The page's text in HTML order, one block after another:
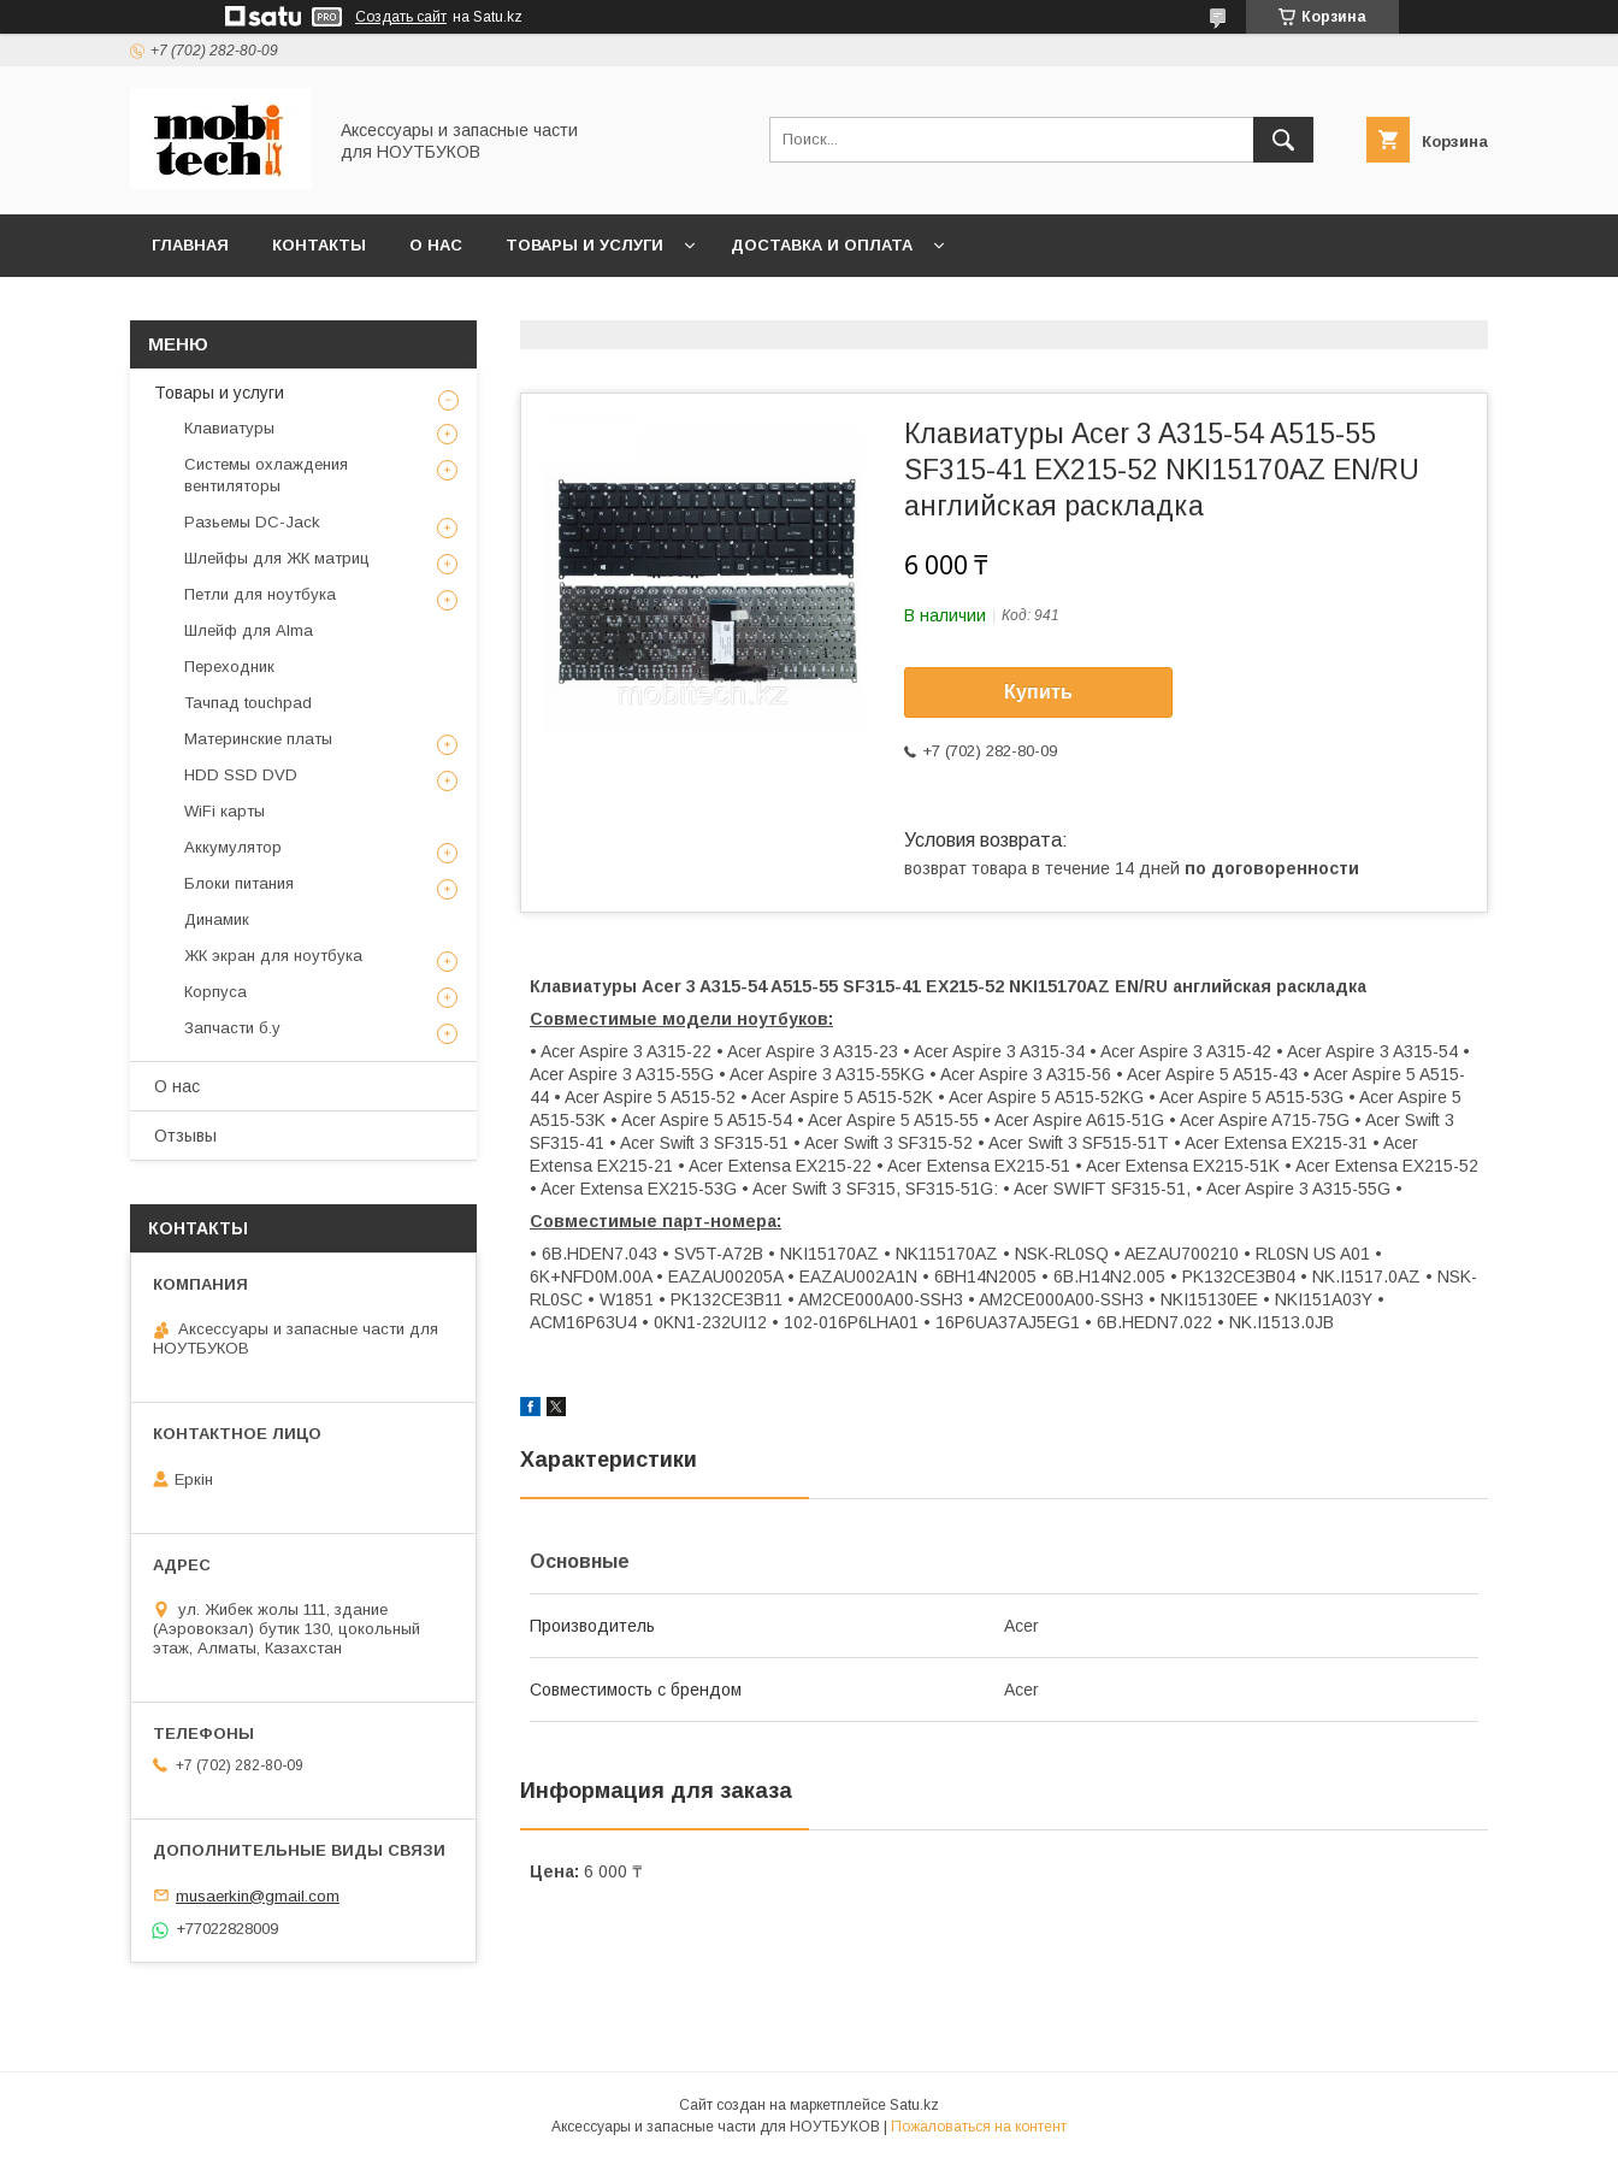
Создать сайт на Satu.kz Корзина
+7 (702) 282-80-09
Аксессуары и запасные части
для НОУТБУКОВ
Корзина
ГЛАВНАЯ КОНТАКТЫ О НАС ТОВАРЫ И УСЛУГИ ДОСТАВКА И ОПЛАТА
Клавиатуры Acer 3 A315-54 A515-55
SF315-41 EX215-52 NKI15170AZ EN/RU
английская раскладка
6 000 ₸
В наличии Код: 941
Купить
+7 (702) 282-80-09
возврат товара в течение 14 дней по договоренности
Клавиатуры Acer 3 A315-54 A515-55 SF315-41 EX215-52 NKI15170AZ EN/RU английская раскладка
Совместимые модели ноутбуков:
• Acer Aspire 3 A315-22 • Acer Aspire 3 A315-23 • Acer Aspire 3 A315-34 • Acer Aspire 3 A315-42 • Acer Aspire 3 A315-54 •
Acer Aspire 3 A315-55G • Acer Aspire 3 A315-55KG • Acer Aspire 3 A315-56 • Acer Aspire 5 A515-43 • Acer Aspire 5 A515-
44 • Acer Aspire 5 A515-52 • Acer Aspire 5 A515-52K • Acer Aspire 5 A515-52KG • Acer Aspire 5 A515-53G • Acer Aspire 5
A515-53K • Acer Aspire 5 A515-54 • Acer Aspire 5 A515-55 • Acer Aspire A615-51G • Acer Aspire A715-75G • Acer Swift 3
SF315-41 • Acer Swift 3 SF315-51 • Acer Swift 3 SF315-52 • Acer Swift 3 SF515-51T • Acer Extensa EX215-31 • Acer
Extensa EX215-21 • Acer Extensa EX215-22 • Acer Extensa EX215-51 • Acer Extensa EX215-51K • Acer Extensa EX215-52
• Acer Extensa EX215-53G • Acer Swift 3 SF315, SF315-51G: • Acer SWIFT SF315-51, • Acer Aspire 3 A315-55G •
Совместимые парт-номера:
• 6B.HDEN7.043 • SV5T-A72B • NKI15170AZ • NK115170AZ • NSK-RL0SQ • AEZAU700210 • RL0SN US A01 •
6K+NFD0M.00A • EAZAU00205A • EAZAU002A1N • 6BH14N2005 • 6B.H14N2.005 • PK132CE3B04 • NK.I1517.0AZ • NSK-
RL0SC • W1851 • PK132CE3B11 • AM2CE000A00-SSH3 • AM2CE000A00-SSH3 • NKI15130EE • NKI151A03Y •
ACM16P63U4 • 0KN1-232UI12 • 102-016P6LHA01 • 16P6UA37AJ5EG1 • 6B.HEDN7.022 • NK.I1513.0JB
Характеристики
Основные
Производитель Acer
Совместимость с брендом Acer
Информация для заказа
Цена: 6 000 ₸
Товары и услуги
Клавиатуры
Системы охлаждения
вентиляторы
Разьемы DC-Jack
Шлейфы для ЖК матриц
Петли для ноутбука
Шлейф для Alma
Переходник
Тачпад touchpad
Материнские платы
HDD SSD DVD
WiFi карты
Аккумулятор
Блоки питания
Динамик
ЖК экран для ноутбука
Корпуса
Запчасти б.у
О нас
Отзывы
КОНТАКТЫ
Аксессуары и запасные части для
НОУТБУКОВ
Еркін
ул. Жибек жолы 111, здание
(Аэровокзал) бутик 130, цокольный
этаж, Алматы, Казахстан
+7 (702) 282-80-09
musaerkin@gmail.com
+77022828009
Сайт создан на маркетплейсе Satu.kz
Аксессуары и запасные части для НОУТБУКОВ | Пожаловаться на контент